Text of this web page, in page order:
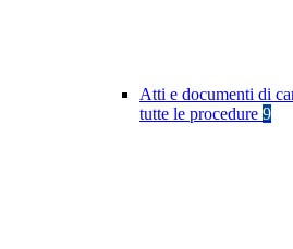
Atti e documenti di
tutte le procedure 9